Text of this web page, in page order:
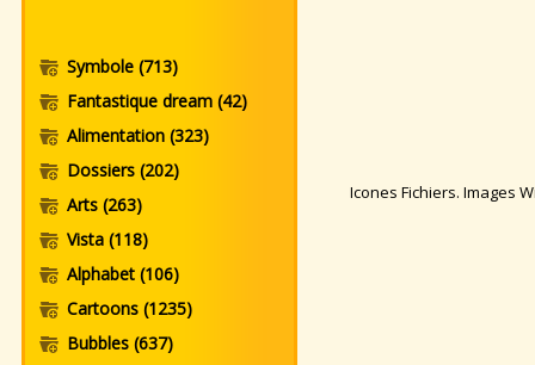
Symbole (713)
Fantastique dream (42)
Alimentation (323)
Dossiers (202)
Arts (263)
Vista (118)
Alphabet (106)
Cartoons (1235)
Bubbles (637)
Icones Fichiers. Images